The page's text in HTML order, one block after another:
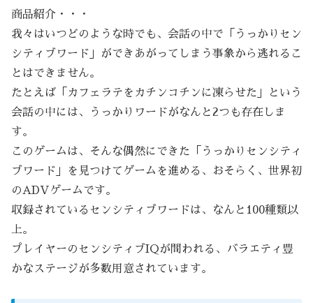
商品紹介・・・
我々はいつどのような時でも、会話の中で「うっかりセン
シティブワード」ができあがってしまう事象から逃れるこ
とはできません。
たとえば「カフェラテをカチンコチンに凍らせた」という
会話の中には、うっかりワードがなんと2つも存在しま
す。
このゲームは、そんな偶然にできた「うっかりセンシティ
ブワード」を見つけてゲームを進める、おそらく、世界初
のADVゲームです。
収録されているセンシティブワードは、なんと100種類以
上。
プレイヤーのセンシティブIQが問われる、バラエティ豊
かなステージが多数用意されています。